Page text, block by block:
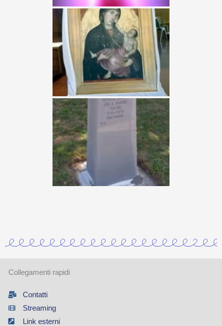
Collegamenti rapidi
Contatti
Streaming
Link esterni